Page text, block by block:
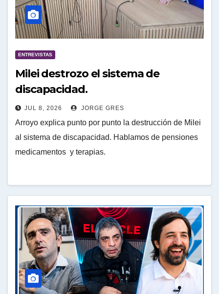
ENTREVISTAS
Milei destrozo el sistema de
discapacidad.
JUL 8, 2026 JORGE GRES
Arroyo explica punto por punto la destrucción de Milei
al sistema de discapacidad. Hablamos de pensiones
medicamentos y terapias.